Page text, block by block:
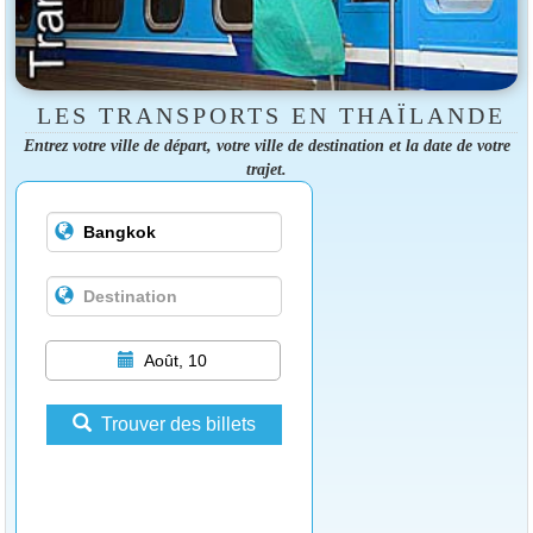
LES TRANSPORTS EN THAÏLANDE
Entrez votre ville de départ, votre ville de destination et la date de votre
trajet.
Août, 10
Trouver des billets